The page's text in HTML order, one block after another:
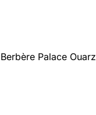
Palace